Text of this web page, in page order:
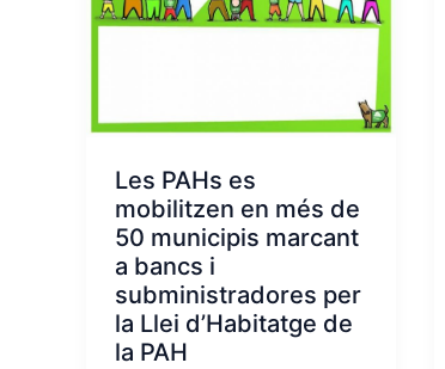
Les PAHs es
mobilitzen en més de
50 municipis marcant
a bancs i
subministradores per
la Llei d’Habitatge de
la PAH